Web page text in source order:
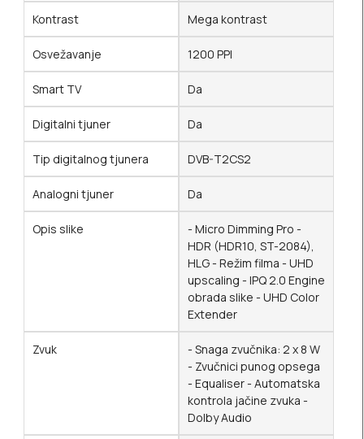
Kontrast Mega kontrast
Osvežavanje 1200 PPI
Smart TV Da
Digitalni tjuner Da
Tip digitalnog tjunera DVB-T2CS2
Analogni tjuner Da
Opis slike
- Micro Dimming Pro -
HDR (HDR10, ST-2084),
HLG - Režim filma - UHD
upscaling - IPQ 2.0 Engine
obrada slike - UHD Color
Extender
Zvuk
- Snaga zvučnika: 2 x 8 W
- Zvučnici punog opsega
- Equaliser - Automatska
kontrola jačine zvuka -
Dolby Audio